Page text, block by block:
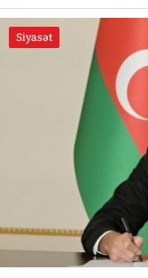
Siyasət